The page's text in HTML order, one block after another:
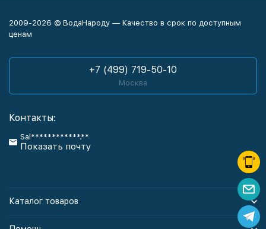
2009-2026 © ВодаНароду — Качество в срок по доступным
ценам
+7 (499) 719-50-10
Москва
Контакты:
Sal************.**
Показать почту
Каталог товаров